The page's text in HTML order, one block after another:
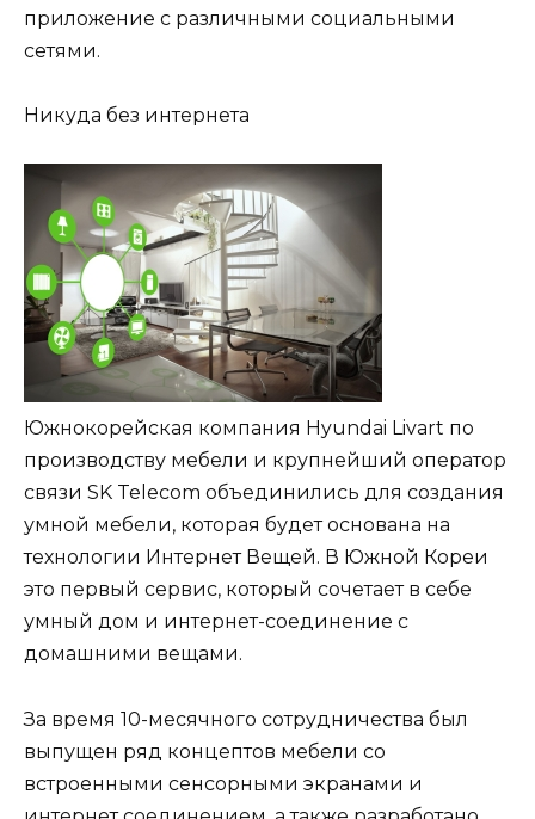
приложение с различными социальными
сетями.
Никуда без интернета
Южнокорейская компания Hyundai Livart по
производству мебели и крупнейший оператор
связи SK Telecom объединились для создания
умной мебели, которая будет основана на
технологии Интернет Вещей. В Южной Кореи
это первый сервис, который сочетает в себе
умный дом и интернет-соединение с
домашними вещами.
За время 10-месячного сотрудничества был
выпущен ряд концептов мебели со
встроенными сенсорными экранами и